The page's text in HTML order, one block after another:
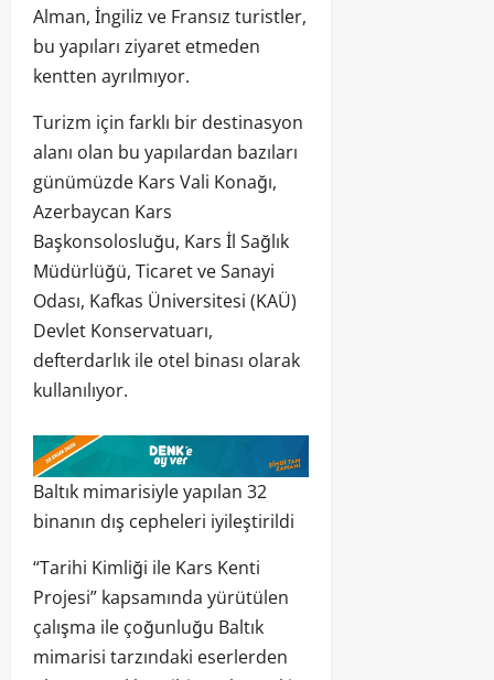
Alman, İngiliz ve Fransız turistler,
bu yapıları ziyaret etmeden
kentten ayrılmıyor.
Turizm için farklı bir destinasyon
alanı olan bu yapılardan bazıları
günümüzde Kars Vali Konağı,
Azerbaycan Kars
Başkonsolosluğu, Kars İl Sağlık
Müdürlüğü, Ticaret ve Sanayi
Odası, Kafkas Üniversitesi (KAÜ)
Devlet Konservatuarı,
defterdarlık ile otel binası olarak
kullanılıyor.
Baltık mimarisiyle yapılan 32
binanın dış cepheleri iyileştirildi
“Tarihi Kimliği ile Kars Kenti
Projesi” kapsamında yürütülen
çalışma ile çoğunluğu Baltık
mimarisi tarzındaki eserlerden